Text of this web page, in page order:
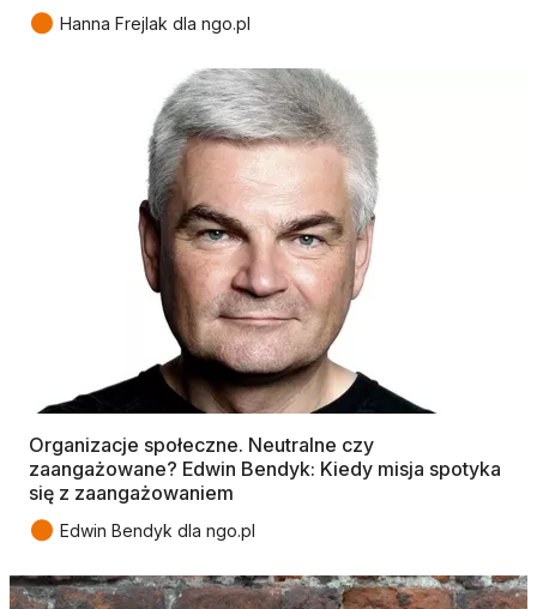
● Hanna Frejlak dla ngo.pl
Organizacje społeczne. Neutralne czy
zaangażowane? Edwin Bendyk: Kiedy misja spotyka
się z zaangażowaniem
● Edwin Bendyk dla ngo.pl